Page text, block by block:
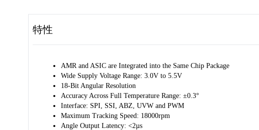
特性
AMR and ASIC are Integrated into the Same Chip Package
Wide Supply Voltage Range: 3.0V to 5.5V
18-Bit Angular Resolution
Accuracy Across Full Temperature Range: ±0.3°
Interface: SPI, SSI, ABZ, UVW and PWM
Maximum Tracking Speed: 18000rpm
Angle Output Latency: <2µs